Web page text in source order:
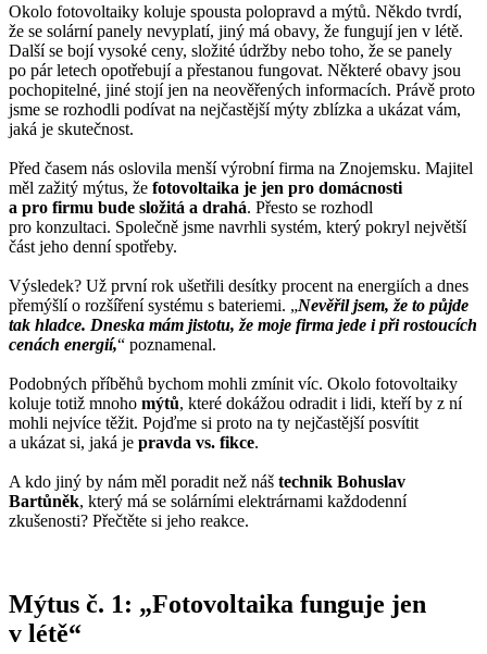
Okolo fotovoltaiky koluje spousta polopravd a mýtů. Někdo tvrdí,
že se solární panely nevyplatí, jiný má obavy, že fungují jen v létě.
Další se bojí vysoké ceny, složité údržby nebo toho, že se panely
po pár letech opotřebují a přestanou fungovat. Některé obavy jsou
pochopitelné, jiné stojí jen na neověřených informacích. Právě proto
jsme se rozhodli podívat na nejčastější mýty zblízka a ukázat vám,
jaká je skutečnost.
Před časem nás oslovila menší výrobní firma na Znojemsku. Majitel
měl zažitý mýtus, že fotovoltaika je jen pro domácnosti
a pro firmu bude složitá a drahá. Přesto se rozhodl
pro konzultaci. Společně jsme navrhli systém, který pokryl největší
část jeho denní spotřeby.
Výsledek? Už první rok ušetřili desítky procent na energiích a dnes
přemýšlí o rozšíření systému s bateriemi. „Nevěřil jsem, že to půjde
tak hladce. Dneska mám jistotu, že moje firma jede i při rostoucích
cenách energií,“ poznamenal.
Podobných příběhů bychom mohli zmínit víc. Okolo fotovoltaiky
koluje totiž mnoho mýtů, které dokážou odradit i lidi, kteří by z ní
mohli nejvíce těžit. Pojďme si proto na ty nejčastější posvítit
a ukázat si, jaká je pravda vs. fikce.
A kdo jiný by nám měl poradit než náš technik Bohuslav
Bartůněk, který má se solárními elektrárnami každodenní
zkušenosti? Přečtěte si jeho reakce.
Mýtus č. 1: „Fotovoltaika funguje jen
v létě“